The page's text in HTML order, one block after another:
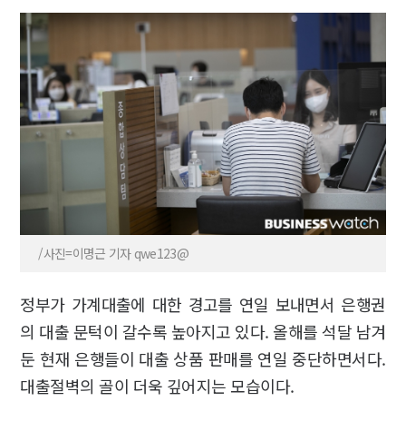
/사진=이명근 기자 qwe123@
정부가 가계대출에 대한 경고를 연일 보내면서 은행권
의 대출 문턱이 갈수록 높아지고 있다. 올해를 석달 남겨
둔 현재 은행들이 대출 상품 판매를 연일 중단하면서다.
대출절벽의 골이 더욱 깊어지는 모습이다.